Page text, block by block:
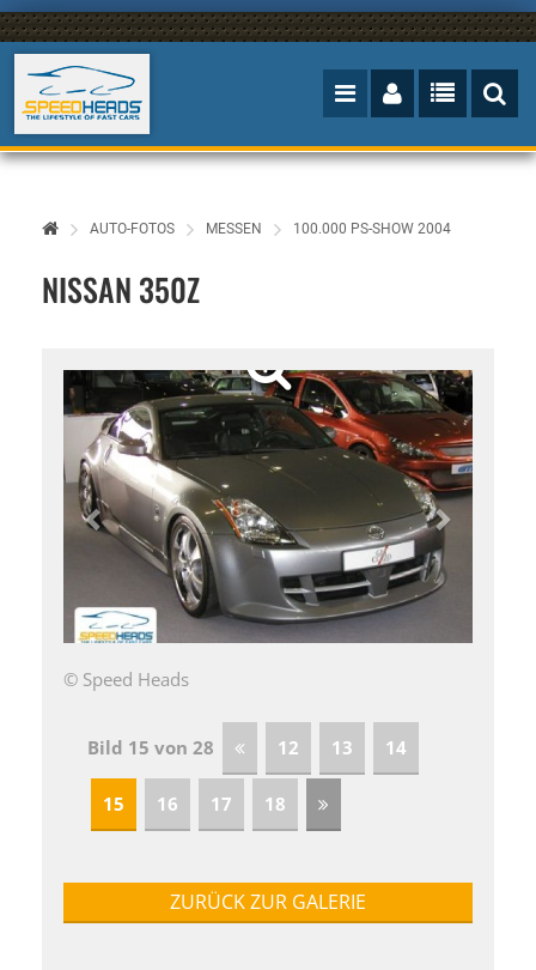
AUTO-FOTOS MESSEN 100.000 PS-SHOW 2004
NISSAN 350Z
© Speed Heads
Bild 15 von 28 12 13 14
15 16 17 18
ZURÜCK ZUR GALERIE